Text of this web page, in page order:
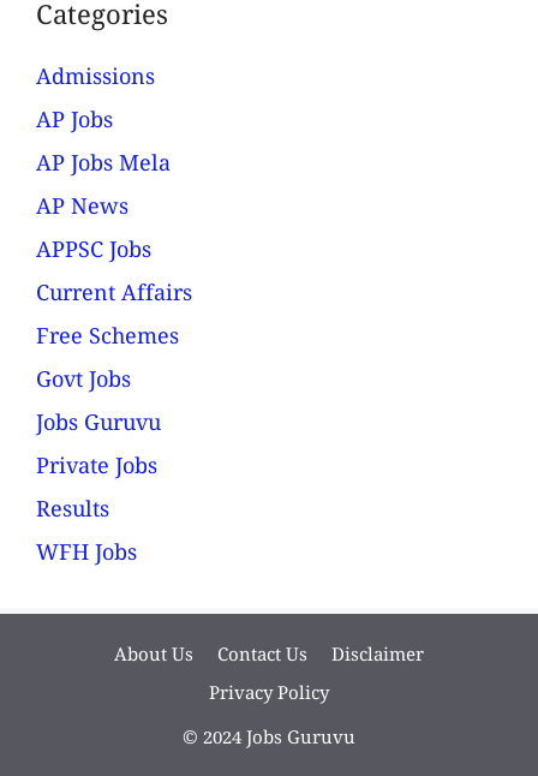
Categories
Admissions
AP Jobs
AP Jobs Mela
AP News
APPSC Jobs
Current Affairs
Free Schemes
Govt Jobs
Jobs Guruvu
Private Jobs
Results
WFH Jobs
About Us Contact Us
Disclaimer
Privacy Policy
© 2024 Jobs Guruvu